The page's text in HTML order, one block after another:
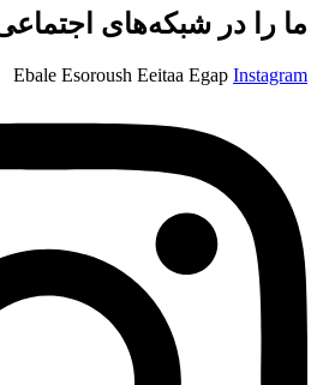
ما را در شبکه‌های اجتماعی
Ebale Esoroush Eeitaa Egap Instagram